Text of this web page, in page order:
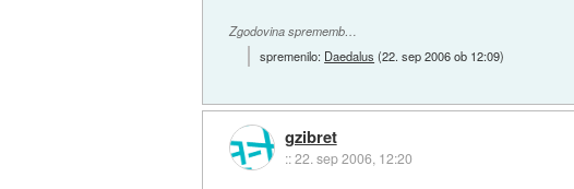
Zgodovina sprememb…
spremenilo: Daedalus (22. sep 2006 ob 12:09)
gzibret
::22. sep 2006, 12:20